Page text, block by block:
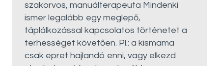
szakorvos, manuálterapeuta Mindenki
ismer legalább egy meglepő,
táplálkozással kapcsolatos történetet a
terhességet követően. Pl.: a kismama
csak epret hajlandó enni, vagy elkezd